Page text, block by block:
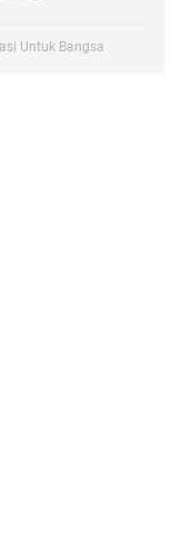
Untuk Bangsa